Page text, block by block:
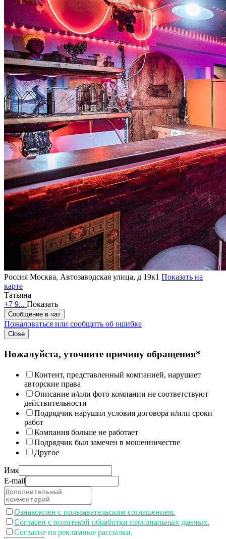
Россия Москва, Автозаводская улица, д 19к1 Показать на
карте
Татьяна
+7 9... Показать
Сообщение в чат
Пожаловаться или сообщить об ошибке
Close
Пожалуйста, уточните причину обращения*
Контент, представленный компанией, нарушает
авторские права
Описание и/или фото компании не соответствуют
действительности
Подрядчик нарушил условия договора и/или сроки
работ
Компания больше не работает
Подрядчик был замечен в мошенничестве
Другое
Имя
E-mail
Ознакомлен с пользавательским соглашением.
Согласен с политекой обработки персональных данных.
Согласие на рекламные рассылки.